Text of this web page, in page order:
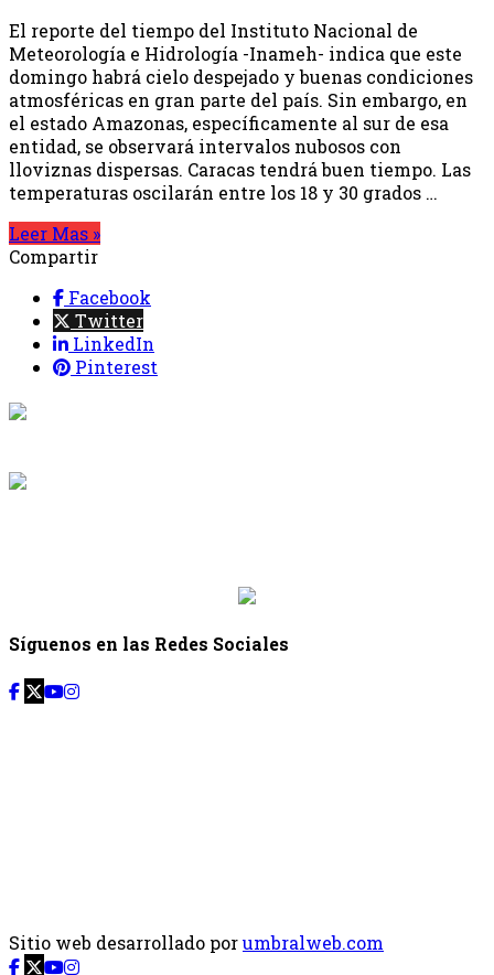
El reporte del tiempo del Instituto Nacional de
Meteorología e Hidrología -Inameh- indica que este
domingo habrá cielo despejado y buenas condiciones
atmosféricas en gran parte del país. Sin embargo, en
el estado Amazonas, específicamente al sur de esa
entidad, se observará intervalos nubosos con
lloviznas dispersas. Caracas tendrá buen tiempo. Las
temperaturas oscilarán entre los 18 y 30 grados …
Leer Mas »
Compartir
Facebook
Twitter
LinkedIn
Pinterest
Síguenos en las Redes Sociales
Sitio web desarrollado porumbralweb.com